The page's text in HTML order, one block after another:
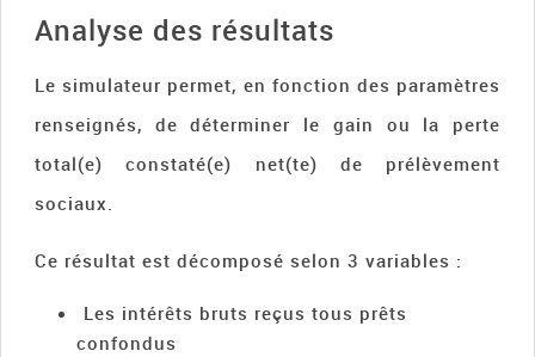
Analyse des résultats
Le simulateur permet, en fonction des paramètres
renseignés, de déterminer le gain ou la perte
total(e) constaté(e) net(te) de prélèvement
sociaux.
Ce résultat est décomposé selon 3 variables :
Les intérêts bruts reçus tous prêts
confondus